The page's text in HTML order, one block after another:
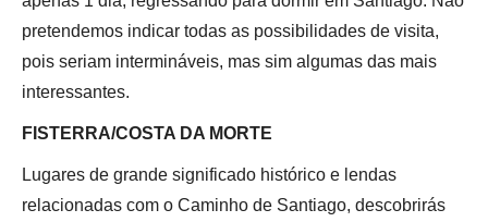
pretendemos indicar todas as possibilidades de visita,
pois seriam intermináveis, mas sim algumas das mais
interessantes.
FISTERRA/COSTA DA MORTE
Lugares de grande significado histórico e lendas
relacionadas com o Caminho de Santiago, descobrirás